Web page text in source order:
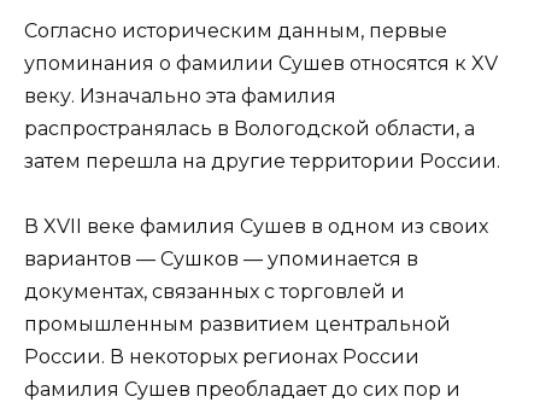
Согласно историческим данным, первые
упоминания о фамилии Сушев относятся к XV
веку. Изначально эта фамилия
распространялась в Вологодской области, а
затем перешла на другие территории России.
В XVII веке фамилия Сушев в одном из своих
вариантов — Сушков — упоминается в
документах, связанных с торговлей и
промышленным развитием центральной
России. В некоторых регионах России
фамилия Сушев преобладает до сих пор и